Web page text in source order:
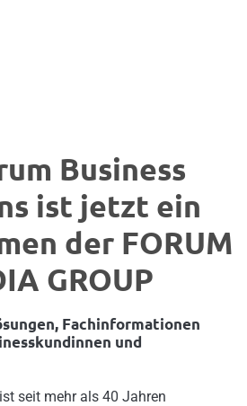
Business
ist jetzt ein
der FORUM
GROUP
Fachinformationen
und
seit mehr als 40 Jahren